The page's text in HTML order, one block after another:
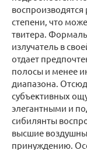
степени, что
твитера.
излучатель в
отдает
полосы и менее
диапазона.
субъективных
элегантными и
сибилянты
высшие
принуждению.